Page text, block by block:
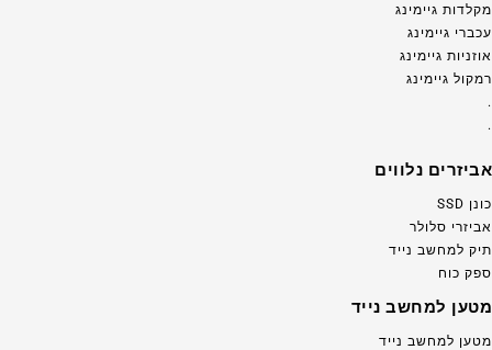
מקלדות גיימינג
עכברי גיימינג
אוזניות גיימינג
רמקול גיימינג
.
.
אביזרים נלווים
כונן SSD
אביזרי סלולר
תיק למחשב נייד
ספק כוח
מטען למחשב נייד
מטען למחשב נייד